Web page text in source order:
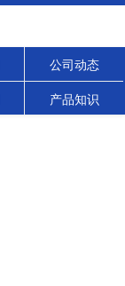
公司动态
产品知识